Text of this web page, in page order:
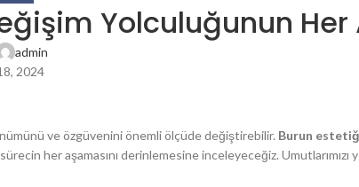
Yolculuğunun Her
admin
2024
ve özgüvenini önemli ölçüde değiştirebilir. Burun
her aşamasını derinlemesine inceleyeceğiz. Umutlarımızı